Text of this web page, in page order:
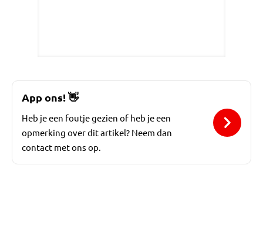
App ons!👋
Heb je een foutje gezien of heb je een
opmerking over dit artikel? Neem dan
contact met ons op.